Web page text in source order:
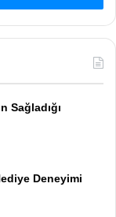
Sağladığı
Deneyimi